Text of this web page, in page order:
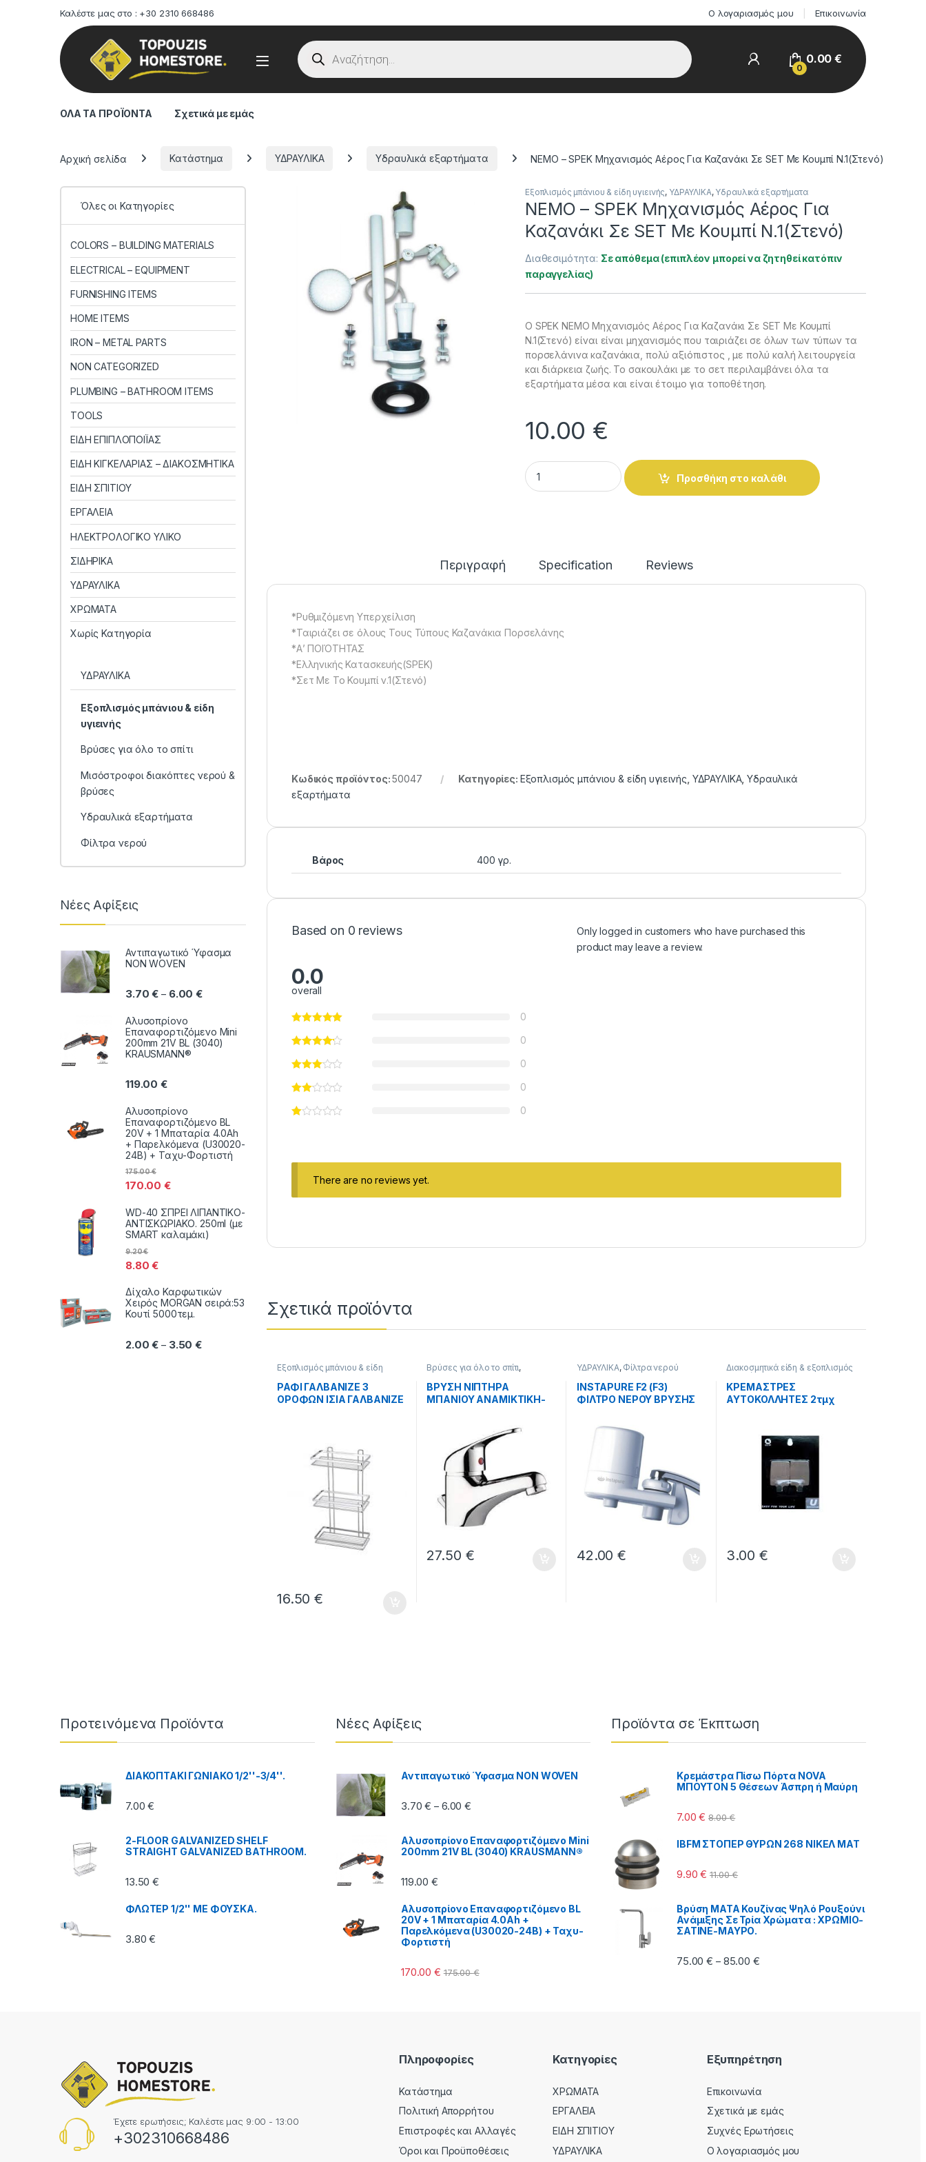
Καλέστε μας στο : +30 2310 668486 Ο λογαριασμός μου Επικοινωνία
Products search
0
0.00€
ΟΛΑ ΤΑ ΠΡΟΪΟΝΤΑ Σχετικά με εμάς
Αρχική σελίδα Κατάστημα ΥΔΡΑΥΛΙΚΑ Υδραυλικά εξαρτήματα NEMO – SPEK Μηχανισμός Αέρος Για Καζανάκι Σε SET Με Κουμπί Ν.1(Στενό)
Εξοπλισμός μπάνιου & είδη υγιεινής, ΥΔΡΑΥΛΙΚΑ, Υδραυλικά εξαρτήματα
NEMO – SPEK Μηχανισμός Αέρος Για
Καζανάκι Σε SET Με Κουμπί Ν.1(Στενό)
Διαθεσιμότητα: Σε απόθεμα (επιπλέον μπορεί να ζητηθεί κατόπιν
παραγγελίας)
Ο SPEK NEMO Μηχανισμός Αέρος Για Καζανάκι Σε SET Με Κουμπί
Ν.1(Στενό) είναι είναι μηχανισμός που ταιριάζει σε όλων των τύπων τα
πορσελάνινα καζανάκια, πολύ αξιόπιστος , με πολύ καλή λειτουργεία
και διάρκεια ζωής. Το σακουλάκι με το σετ περιλαμβάνει όλα τα
εξαρτήματα μέσα και είναι έτοιμο για τοποθέτηση.
10.00 €
NEMO - SPEK Μηχανισμός Αέρος Για Καζανάκι Σε SET Με Κουμπί Ν.1(Στενό)
Προσθήκη στο καλάθι
Περιγραφή Specification Reviews
*Ρυθμιζόμενη Υπερχείλιση
*Ταιριάζει σε όλους Τους Τύπους Καζανάκια Πορσελάνης
*Α’ ΠΟΙΌΤΗΤΑΣ
*Ελληνικής Κατασκευής(SPEK)
*Σετ Με Το Κουμπί ν.1(Στενό)
Κωδικός προϊόντος:50047 Κατηγορίες: Εξοπλισμός μπάνιου & είδη υγιεινής ΥΔΡΑΥΛΙΚΑ,Υδραυλικά
εξαρτήματα
Βάρος 400 γρ.
Based on 0 reviews
0.0
overall
0
0
0
0
0
Only logged in customers who have purchased this
product may leave a review.
There are no reviews yet.
Σχετικά προϊόντα
Εξοπλισμός μπάνιου & είδη
, ΥΔΡΑΥΛΙΚΑ
ΡΑΦΙ ΓΑΛΒΑΝΙΖΕ 3
ΟΡΟΦΩΝ ΙΣΙΑ ΓΑΛΒΑΝΙΖΕ
16.50€
Βρύσες για όλο το σπίτι,
ΥΔΡΑΥΛΙΚΑ
ΒΡΥΣΗ ΝΙΠΤΗΡΑ
ΜΠΑΝΙΟΥ ΑΝΑΜΙΚΤΙΚΗ-
27.50 €
ΥΔΡΑΥΛΙΚΑ, Φίλτρα νερού
INSTAPURE F2 (F3)
ΦΙΛΤΡΟ ΝΕΡΟΥ ΒΡΥΣΗΣ
42.00€
Διακοσμητικά είδη & εξοπλισμός
σπιτιού , ΕΙΔΗ ΣΠΙΤΙΟΥ
Εξοπλισμός μπάνιου & είδη
υγιεινής,ΥΔΡΑΥΛΙΚΑ
ΚΡΕΜΑΣΤΡΕΣ
ΑΥΤΟΚΟΛΛΗΤΕΣ 2τμχ
3.00 €
Όλες οι Κατηγορίες
COLORS – BUILDING MATERIALS
ELECTRICAL – EQUIPMENT
FURNISHING ITEMS
HOME ITEMS
IRON – METAL PARTS
NON CATEGORIZED
PLUMBING – BATHROOM ITEMS
TOOLS
ΕΙΔΗ ΕΠΙΠΛΟΠΟΙΪΑΣ
ΕΙΔΗ ΚΙΓΚΕΛΑΡΙΑΣ – ΔΙΑΚΟΣΜΗΤΙΚΑ
ΕΙΔΗ ΣΠΙΤΙΟΥ
ΕΡΓΑΛΕΙΑ
ΗΛΕΚΤΡΟΛΟΓΙΚΟ ΥΛΙΚΟ
ΣΙΔΗΡΙΚΑ
ΥΔΡΑΥΛΙΚΑ
ΧΡΩΜΑΤΑ
Χωρίς Κατηγορία
ΥΔΡΑΥΛΙΚΑ
Εξοπλισμός μπάνιου & είδη
υγιεινής
Βρύσες για όλο το σπίτι
Μισόστροφοι διακόπτες νερού &
βρύσες
Υδραυλικά εξαρτήματα
Φίλτρα νερού
Νέες Αφίξεις
Αντιπαγωτικό Ύφασμα
NON WOVEN
3.70€ – 6.00€Price range: 3.70 € through 6.00 €
Αλυσοπρίονο
Επαναφορτιζόμενο Mini
200mm 21V BL (3040)
KRAUSMANN®
119.00€
Αλυσοπρίονο
Επαναφορτιζόμενο BL
20V + 1 Μπαταρία 4.0Ah
+ Παρελκόμενα (U30020-
24B) + Ταχυ-Φορτιστή
170.00€
175.00€
WD-40 ΣΠΡΕΙ ΛΙΠΑΝΤΙΚΟ-
ΑΝΤΙΣΚΩΡΙΑΚΟ. 250ml (με
SMART καλαμάκι)
8.80€
9.20€
Δίχαλο Καρφωτικών
Χειρός MORGAN σειρά:53
Κουτί 5000τεμ.
2.00€ – 3.50€Price range: 2.00 € through 3.50 €
Brands Carousel
Προτεινόμενα Προϊόντα
ΔΙΑΚΟΠΤΑΚΙ ΓΩΝΙΑΚΟ 1/2''-3/4''.
7.00€
2-FLOOR GALVANIZED SHELF
STRAIGHT GALVANIZED BATHROOM.
13.50€
ΦΛΩΤΕΡ 1/2'' ΜΕ ΦΟΥΣΚΑ.
3.80€
Νέες Αφίξεις
Αντιπαγωτικό Ύφασμα NON WOVEN
3.70€ – 6.00€ Price range: 3.70 € through 6.00 €
Αλυσοπρίονο Επαναφορτιζόμενο Mini
200mm 21V BL (3040) KRAUSMANN®
119.00€
Αλυσοπρίονο Επαναφορτιζόμενο BL
20V + 1 Μπαταρία 4.0Ah +
Παρελκόμενα (U30020-24B) + Ταχυ-
Φορτιστή
170.00€ 175.00€
Προϊόντα σε Έκπτωση
Κρεμάστρα Πίσω Πόρτα NOVA
ΜΠΟΥΤΟΝ 5 Θέσεων Άσπρη ή Μαύρη
7.00€ 8.00€
IBFM ΣΤΟΠΕΡ ΘΥΡΩΝ 268 ΝΙΚΕΛ ΜΑΤ
9.90€ 11.00€
Βρύση MATA Κουζίνας Ψηλό Ρουξούνι
Ανάμιξης Σε Τρία Χρώματα : ΧΡΩΜΙΟ-
ΣΑΤΙΝΕ-ΜΑΥΡΟ.
75.00€ – 85.00 €Price range: 75.00 € through 85.00 €
Έχετε ερωτήσεις; Καλέστε μας 9:00 - 13:00
+302310668486
Πληροφορίες
Κατάστημα
Πολιτική Απορρήτου
Επιστροφές και Αλλαγές
Όροι και Προϋποθέσεις
Κατηγορίες
ΧΡΩΜΑΤΑ
ΕΡΓΑΛΕΙΑ
ΕΙΔΗ ΣΠΙΤΙΟΥ
ΥΔΡΑΥΛΙΚΑ
Εξυπηρέτηση
Επικοινωνία
Σχετικά με εμάς
Συχνές Ερωτήσεις
Ο λογαριασμός μου